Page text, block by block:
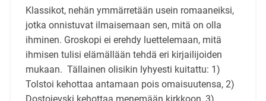
Klassikot, nehän ymmärretään usein romaaneiksi,
jotka onnistuvat ilmaisemaan sen, mitä on olla
ihminen. Groskopi ei erehdy luettelemaan, mitä
ihmisen tulisi elämällään tehdä eri kirjailijoiden
mukaan. Tällainen olisikin lyhyesti kuitattu: 1)
Tolstoi kehottaa antamaan pois omaisuutensa, 2)